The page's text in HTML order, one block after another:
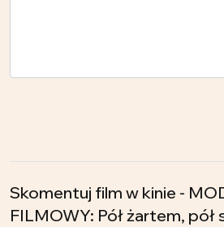
Skomentuj film w kinie -
FILMOWY: Pół żartem, pół